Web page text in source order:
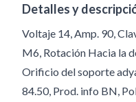
Detalles y
Voltaje 14, Amp. 90,
M6, Rotación Hacia la
Orificio del soporte
84.50, Prod. info BN,